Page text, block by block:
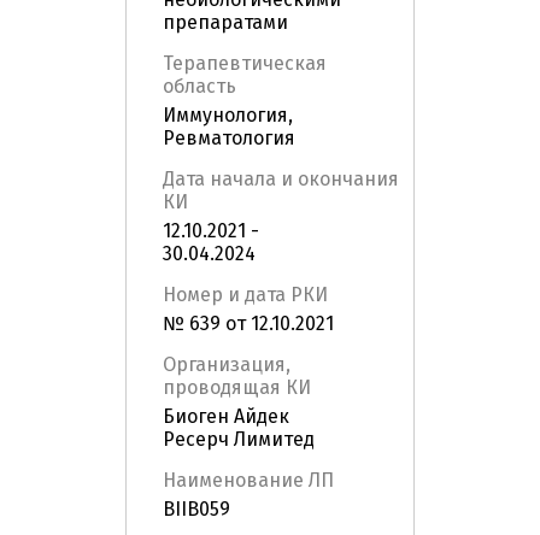
препаратами
Терапевтическая
область
Иммунология,
Ревматология
Дата начала и окончания
КИ
12.10.2021 -
30.04.2024
Номер и дата РКИ
№ 639 от 12.10.2021
Организация,
проводящая КИ
Биоген Айдек
Ресерч Лимитед
Наименование ЛП
BIIB059